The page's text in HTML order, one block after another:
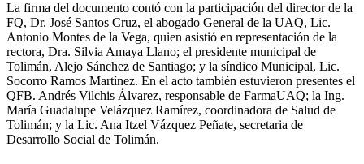
La firma del documento contó con la participación del director de la
FQ, Dr. José Santos Cruz, el abogado General de la UAQ, Lic.
Antonio Montes de la Vega, quien asistió en representación de la
rectora, Dra. Silvia Amaya Llano; el presidente municipal de
Tolimán, Alejo Sánchez de Santiago; y la síndico Municipal, Lic.
Socorro Ramos Martínez. En el acto también estuvieron presentes el
QFB. Andrés Vilchis Álvarez, responsable de FarmaUAQ; la Ing.
María Guadalupe Velázquez Ramírez, coordinadora de Salud de
Tolimán; y la Lic. Ana Itzel Vázquez Peñate, secretaria de
Desarrollo Social de Tolimán.